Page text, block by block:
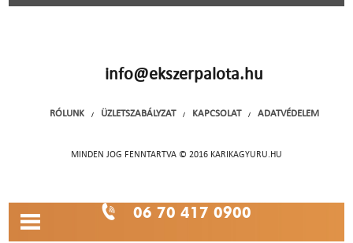
info@ekszerpalota.hu
RÓLUNK / ÜZLETSZABÁLYZAT / KAPCSOLAT / ADATVÉDELEM
MINDEN JOG FENNTARTVA © 2016 KARIKAGYURU.HU
06 70 417 0900